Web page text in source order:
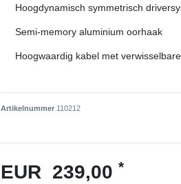
Hoogdynamisch symmetrisch
Semi-memory aluminium oorhaak
Hoogwaardig kabel met
Artikelnummer 110212
EUR 239,00 *